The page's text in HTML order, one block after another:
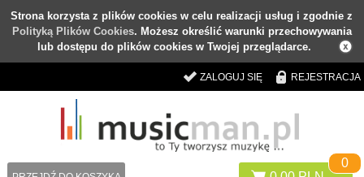
Strona korzysta z plików cookies w celu realizacji usług i zgodnie z
Polityką Plików Cookies. Możesz określić warunki przechowywania
lub dostępu do plików cookies w Twojej przeglądarce.
ZALOGUJ SIĘ REJESTRACJA
0